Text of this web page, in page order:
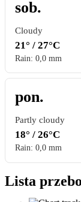
sob.
Cloudy
21° / 27°C
Rain: 0,0 mm
pon.
Partly cloudy
18° / 26°C
Rain: 0,0 mm
Lista